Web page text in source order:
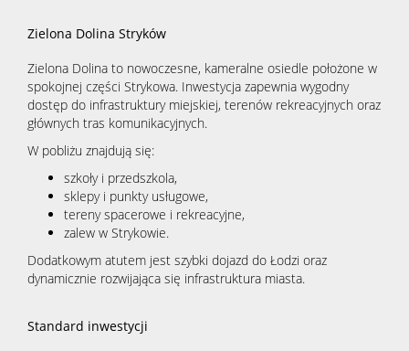
Zielona Dolina Stryków
Zielona Dolina to nowoczesne, kameralne osiedle położone w
spokojnej części Strykowa. Inwestycja zapewnia wygodny
dostęp do infrastruktury miejskiej, terenów rekreacyjnych oraz
głównych tras komunikacyjnych.
W pobliżu znajdują się:
szkoły i przedszkola,
sklepy i punkty usługowe,
tereny spacerowe i rekreacyjne,
zalew w Strykowie.
Dodatkowym atutem jest szybki dojazd do Łodzi oraz
dynamicznie rozwijająca się infrastruktura miasta.
Standard inwestycji